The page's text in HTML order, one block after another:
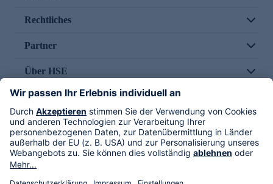
Rechtliches
Partner
Über HSE
Im TV
HSE International